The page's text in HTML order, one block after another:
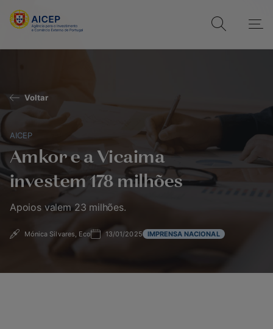
Voltar
AICEP
Amkor e a Vicaima
investem 178 milhões
Apoios valem 23 milhões.
Mónica Silvares, Eco 13/01/2025 IMPRENSA NACIONAL